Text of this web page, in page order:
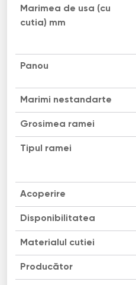
Marimea de usa (cu
cutia) mm
Panou
Marimi nestandarte
Grosimea ramei
Tipul ramei
Acoperire
Disponibilitatea
Materialul cutiei
Producător